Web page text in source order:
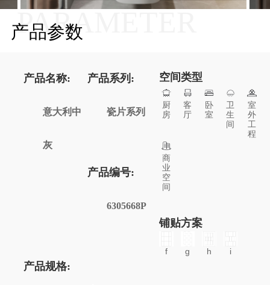
产品参数
PARAMETER
产品名称:
意大利中
灰
产品系列:
瓷片系列
产品编号:
6305668P
产品规格:
空间类型
厨
房
客
厅
卧
室
卫
生
间
室
外
工
程
商
业
空
间
铺贴方案
f g h i